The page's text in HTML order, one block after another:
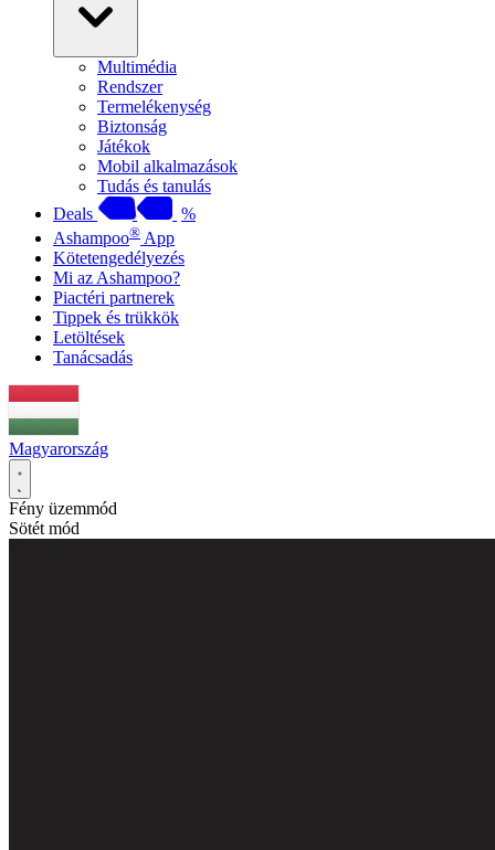
Multimédia
Rendszer
Termelékenység
Biztonság
Játékok
Mobil alkalmazások
Tudás és tanulás
Deals
%
Ashampoo® App
Kötetengedélyezés
Mi az Ashampoo?
Piactéri partnerek
Tippek és trükkök
Letöltések
Tanácsadás
Magyarország
Fény üzemmód
Sötét mód